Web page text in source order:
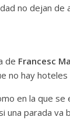
no dejan de
de Francesc
no hay
en la que se
una parada va